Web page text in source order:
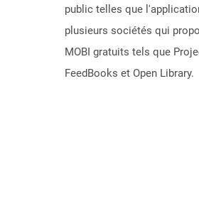
public telles que
plusieurs sociétés qui
MOBI gratuits tels que
FeedBooks et Open Library.